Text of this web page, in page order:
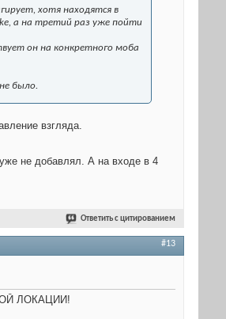
хотя находятся в
а на третий раз уже пойти
он на конкретного моба
было.
взгляда.
не добавлял. А на входе в 4
Ответить с цитированием
#13
ЛОКАЦИИ!